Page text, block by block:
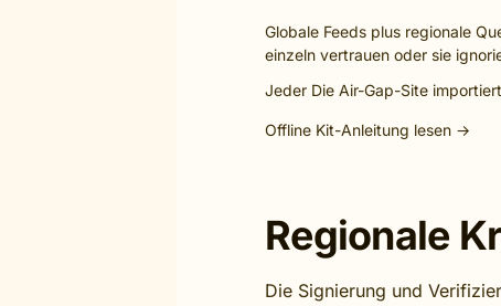
Globale Feeds plus regionale
einzeln vertrauen oder sie
Jeder Die Air-Gap-Site
Offline Kit-Anleitung lesen →
Regionale
Die Signierung und